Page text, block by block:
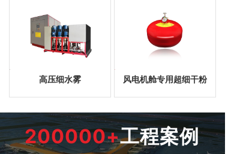
高压细水雾 风电机舱专用超细干粉
200000+工程案例